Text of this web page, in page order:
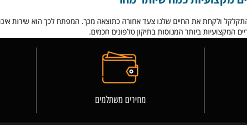
כמה שיותר מהר
פשוט לתקן אותו ולא לתת לו להתקלקל ולקחת את החיים שלנו צעד אחורה כתוצאה מכך. המפתח לכך הוא
ביותר המנוסות בתיקון טלפונים חכמים.